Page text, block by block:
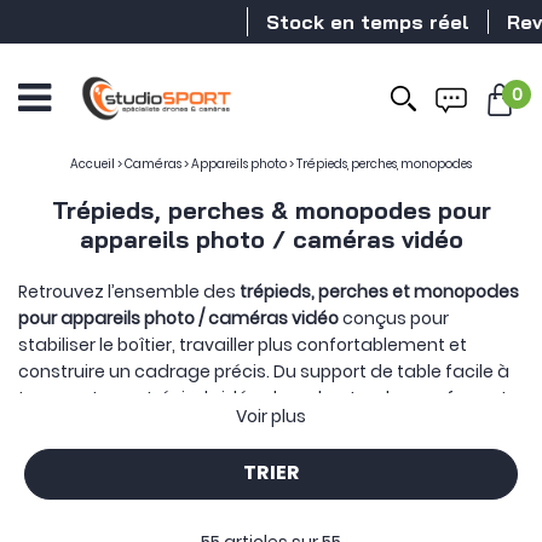
Stock en temps réel Revendeur
0
Accueil >Caméras>Appareils photo>Trépieds, perches, monopodes
Trépieds, perches & monopodes pour
appareils photo / caméras vidéo
Retrouvez l’ensemble des trépieds, perches et monopodes
pour appareils photo / caméras vidéoconçus pour
stabiliser le boîtier, travailler plus confortablement et
construire un cadrage précis. Du support de table facile à
transporter au trépied vidéo plus robuste, chaque format
répond à une manière différente de photographier ou de
filmer.
Un
trépied pour appareil photorepose sur trois appuis afin
longues, les plans fixes ou les séquences vidéo. Selon les
Voir plus
TRIER